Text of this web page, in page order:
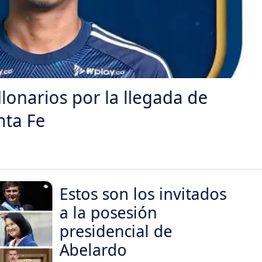
por la llegada de
Fe
Estos son los invitados
a la posesión
presidencial de
Abelardo